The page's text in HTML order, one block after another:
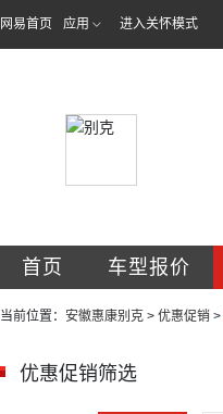
网易首页 应用 进入关怀模式
首页 车型报价
当前位置： 安徽惠康别克 > 优惠促销 >
优惠促销筛选